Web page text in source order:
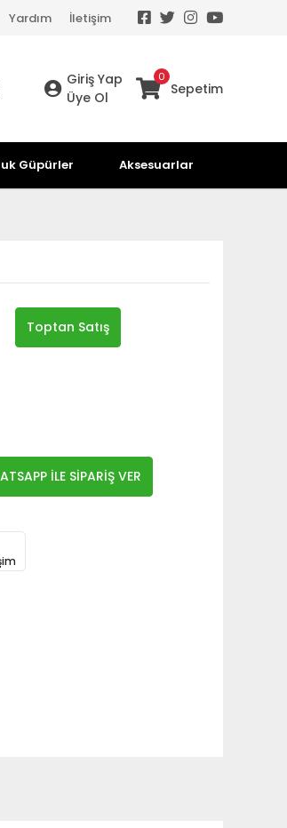
Yardım İletişim
Giriş Yap
Üye Ol
0
Sepetim
Güpürler Aksesuarlar
İLE SİPARİŞ VER
Toptan Satış